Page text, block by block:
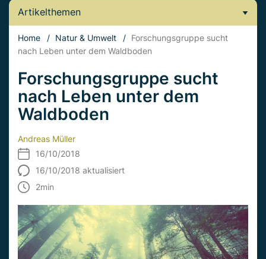
Artikelthemen
Home / Natur & Umwelt / Forschungsgruppe sucht
nach Leben unter dem Waldboden
Forschungsgruppe sucht
nach Leben unter dem
Waldboden
Andreas Müller
16/10/2018
16/10/2018 aktualisiert
2min